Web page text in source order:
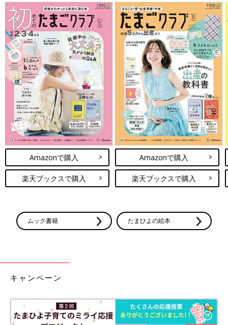
Amazonで購入
楽天ブックスで購入
Amazonで購入
楽天ブックスで購入
ムック書籍 たまひよの絵本
キャンペーン